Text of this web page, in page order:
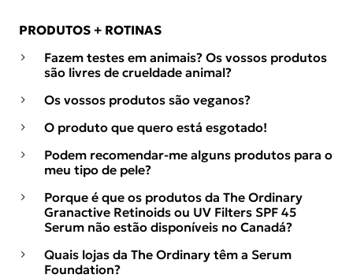
PRODUTOS + ROTINAS
Fazem testes em animais? Os vossos produtos
são livres de crueldade animal?
Os vossos produtos são veganos?
O produto que quero está esgotado!
Podem recomendar-me alguns produtos para o
meu tipo de pele?
Porque é que os produtos da The Ordinary
Granactive Retinoids ou UV Filters SPF 45
Serum não estão disponíveis no Canadá?
Quais lojas da The Ordinary têm a Serum
Foundation?